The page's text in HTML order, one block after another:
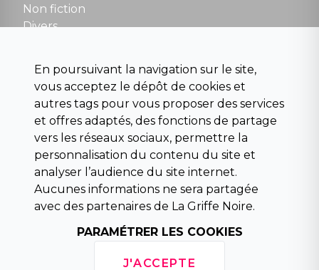
Non fiction
Divers
Para scolaire
Histoire
Pochoteque
Pleiade
INFORMATIONS
Droit de rétractation
Conditions générales de vente
Mentions légales
Horaires d'ouverture
En poursuivant la navigation sur le site,
vous acceptez le dépôt de cookies et
autres tags pour vous proposer des services
et offres adaptés, des fonctions de partage
vers les réseaux sociaux, permettre la
personnalisation du contenu du site et
analyser l’audience du site internet.
Aucunes informations ne sera partagée
avec des partenaires de La Griffe Noire.
PARAMÉTRER LES COOKIES
J'ACCEPTE